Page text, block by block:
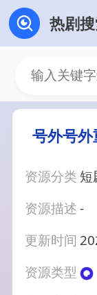
热剧
号外号外
资源分类 短
资源描述-
更新时间
资源类型